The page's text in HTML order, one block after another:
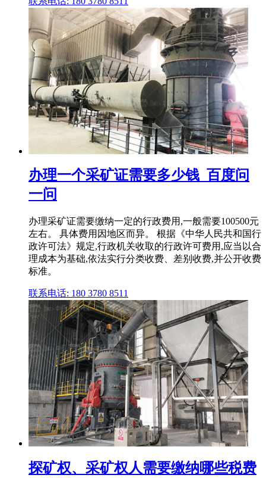
办理一个采矿证需要多少钱_百度问
一问
办理采矿证需要缴纳一定的行政费用,一般需要100500元
左右。 具体费用因地区而异。 根据《中华人民共和国行
政许可法》规定,行政机关收取的行政许可费用,应当以合
理成本为基础,依法实行分类收费、差别收费,并公开收费
标准。
联系电话: 180 3780 8511
探矿权、采矿权人需要缴纳哪些税费